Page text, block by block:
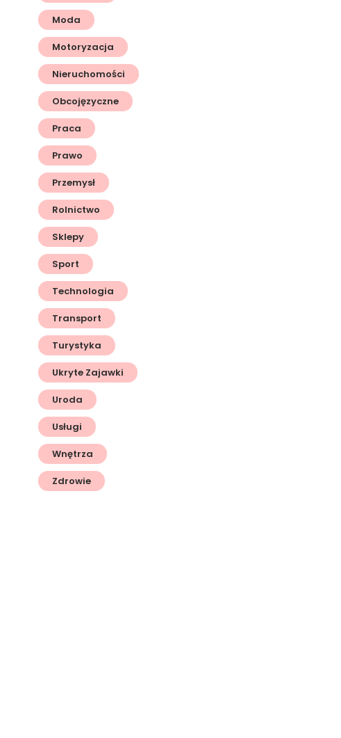
Moda
Motoryzacja
Nieruchomości
Obcojęzyczne
Praca
Prawo
Przemysł
Rolnictwo
Sklepy
Sport
Technologia
Transport
Turystyka
Ukryte Zajawki
Uroda
Usługi
Wnętrza
Zdrowie